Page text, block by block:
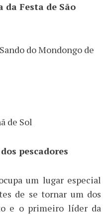
da Festa de São
do Mondongo de
de Sol
pescadores
um lugar especial
de se tornar um dos
e o primeiro líder da